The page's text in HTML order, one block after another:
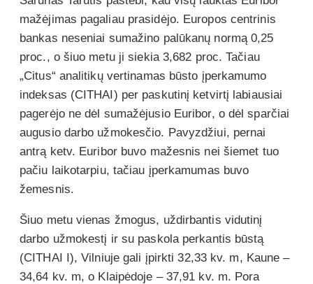
mažėjimas pagaliau prasidėjo. Europos centrinis
bankas neseniai sumažino palūkanų normą 0,25
proc., o šiuo metu ji siekia 3,682 proc. Tačiau
„Citus“ analitikų vertinamas būsto įperkamumo
indeksas (CITHAI) per paskutinį ketvirtį labiausiai
pagerėjo ne dėl sumažėjusio Euribor, o dėl sparčiai
augusio darbo užmokesčio. Pavyzdžiui, pernai
antrą ketv. Euribor buvo mažesnis nei šiemet tuo
pačiu laikotarpiu, tačiau įperkamumas buvo
žemesnis.
Šiuo metu vienas žmogus, uždirbantis vidutinį
darbo užmokestį ir su paskola perkantis būstą
(CITHAI I), Vilniuje gali įpirkti 32,33 kv. m, Kaune –
34,64 kv. m, o Klaipėdoje – 37,91 kv. m. Pora